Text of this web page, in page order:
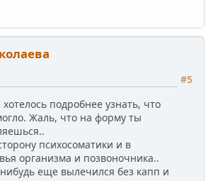
#5
подробнее узнать, что
Жаль, что на форму ты
психосоматики и в
организма и позвоночника..
еще вылечился без капп и